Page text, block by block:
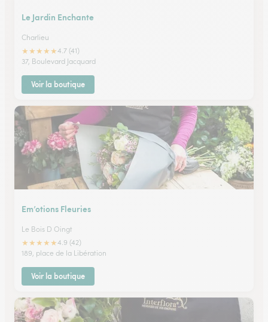
Le Jardin Enchante
Charlieu
★★★★★4.7 (41)
37, Boulevard Jacquard
Voir la boutique
Em’otions Fleuries
Le Bois D Oingt
★★★★★4.9 (42)
189, place de la Libération
Voir la boutique